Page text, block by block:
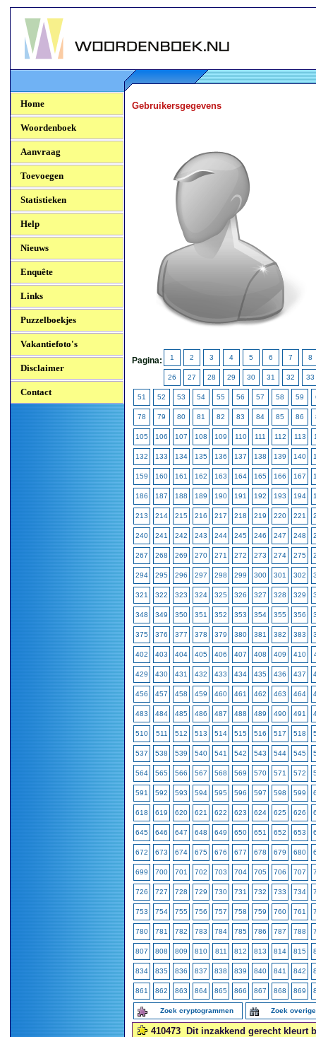
Woordenboek.NU
Home
Woordenboek
Aanvraag
Toevoegen
Statistieken
Help
Nieuws
Enquête
Links
Puzzelboekjes
Vakantiefoto's
Disclaimer
Contact
Gebruikersgegevens
Pagina: 1 2 3 4 5 6 7 8
26 27 28 29 30 31 32 33
51 52 53 54 55 56 57 58 59
78 79 80 81 82 83 84 85 86
105 106 107 108 109 110 111 112 113
132 133 134 135 136 137 138 139 140
159 160 161 162 163 164 165 166 167
186 187 188 189 190 191 192 193 194
213 214 215 216 217 218 219 220 221
240 241 242 243 244 245 246 247 248
267 268 269 270 271 272 273 274 275
294 295 296 297 298 299 300 301 302
321 322 323 324 325 326 327 328 329
348 349 350 351 352 353 354 355 356
375 376 377 378 379 380 381 382 383
402 403 404 405 406 407 408 409 410
429 430 431 432 433 434 435 436 437
456 457 458 459 460 461 462 463 464
483 484 485 486 487 488 489 490 491
510 511 512 513 514 515 516 517 518
537 538 539 540 541 542 543 544 545
564 565 566 567 568 569 570 571 572
591 592 593 594 595 596 597 598 599
618 619 620 621 622 623 624 625 626
645 646 647 648 649 650 651 652 653
672 673 674 675 676 677 678 679 680
699 700 701 702 703 704 705 706 707
726 727 728 729 730 731 732 733 734
753 754 755 756 757 758 759 760 761
780 781 782 783 784 785 786 787 788
807 808 809 810 811 812 813 814 815
834 835 836 837 838 839 840 841 842
861 862 863 864 865 866 867 868 869
Zoek cryptogrammen Zoek
410473 Dit inzakkend gerecht kleurt